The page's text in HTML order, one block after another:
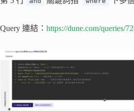
Query 連結： https://dune.com/queries/